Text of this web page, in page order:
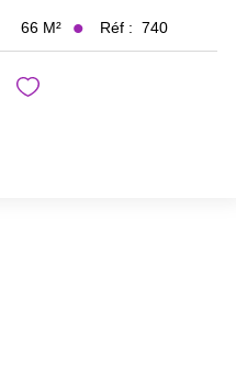
66 M² Réf : 740